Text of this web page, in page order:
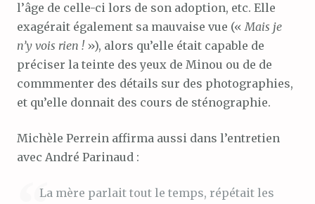
l’âge de celle-ci lors de son adoption, etc. Elle
exagérait également sa mauvaise vue («Mais je
n’y vois rien ! »), alors qu’elle était capable de
préciser la teinte des yeux de Minou ou de de
commmenter des détails sur des photographies,
et qu’elle donnait des cours de sténographie.
Michèle Perrein affirma aussi dans l’entretien
avec André Parinaud :
La mère parlait tout le temps, répétait les